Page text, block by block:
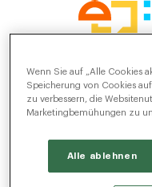
So
Wenn Sie auf „Alle Cookies
Speicherung von Cookies
zu verbessern, die
Marketingbemühungen zu
Alle ablehnen